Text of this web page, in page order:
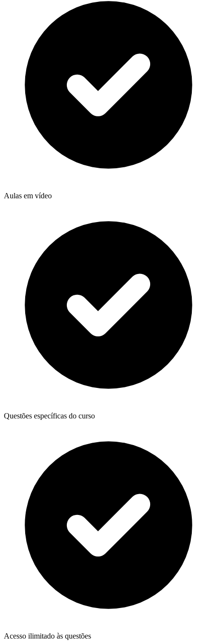
Aulas em vídeo
Questões específicas do curso
Acesso ilimitado às questões